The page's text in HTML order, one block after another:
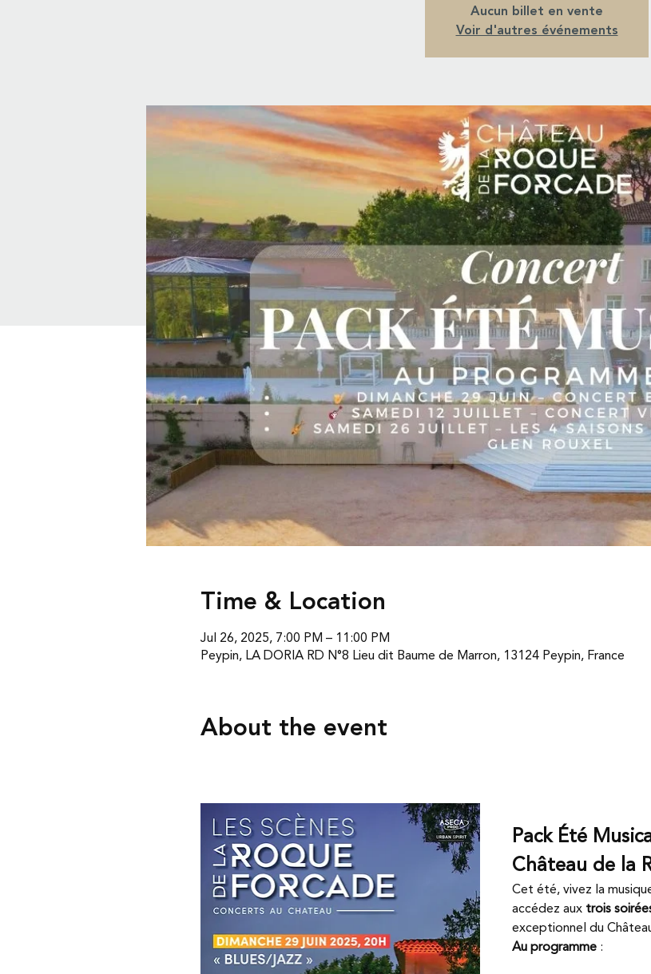
Aucun billet en vente
Voir d'autres événements
Time & Location
Jul 26, 2025, 7:00 PM – 11:00 PM
Peypin, LA DORIA RD N°8 Lieu dit Baume de Marron, 13124 Peypin, France
About the event
Pack Été
Château de la
Cet été, vivez la
accédez aux trois
exceptionnel du
Au programme :